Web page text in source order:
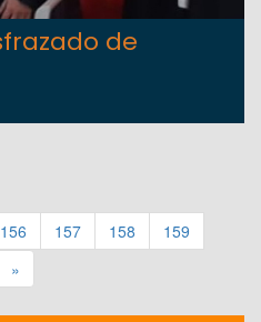
de
156 157 158
159
»